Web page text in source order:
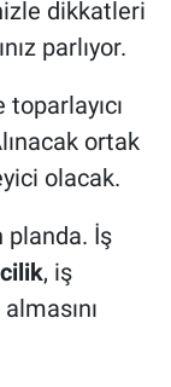
dikkatleri
parlıyor.
ortak
olacak.
planda. İş
, iş